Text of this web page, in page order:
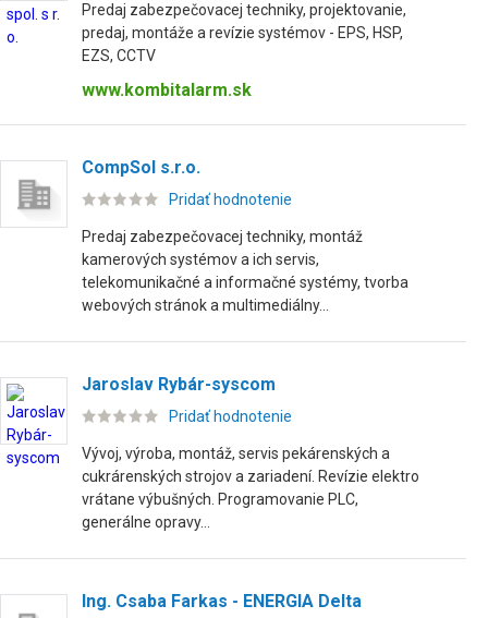
Predaj zabezpečovacej techniky, projektovanie,
predaj, montáže a revízie systémov - EPS, HSP,
EZS, CCTV
www.kombitalarm.sk
CompSol s.r.o.
Pridať hodnotenie
Predaj zabezpečovacej techniky, montáž
kamerových systémov a ich servis,
telekomunikačné a informačné systémy, tvorba
webových stránok a multimediálny...
Jaroslav Rybár-syscom
Pridať hodnotenie
Vývoj, výroba, montáž, servis pekárenských a
cukrárenských strojov a zariadení. Revízie elektro
vrátane výbušných. Programovanie PLC,
generálne opravy...
Ing. Csaba Farkas - ENERGIA Delta